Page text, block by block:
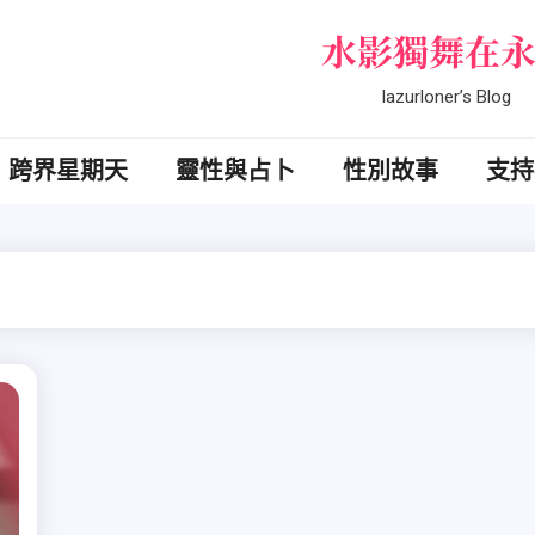
水影獨舞在
lazurloner’s Blog
跨界星期天 靈性與占卜 性別故事 支